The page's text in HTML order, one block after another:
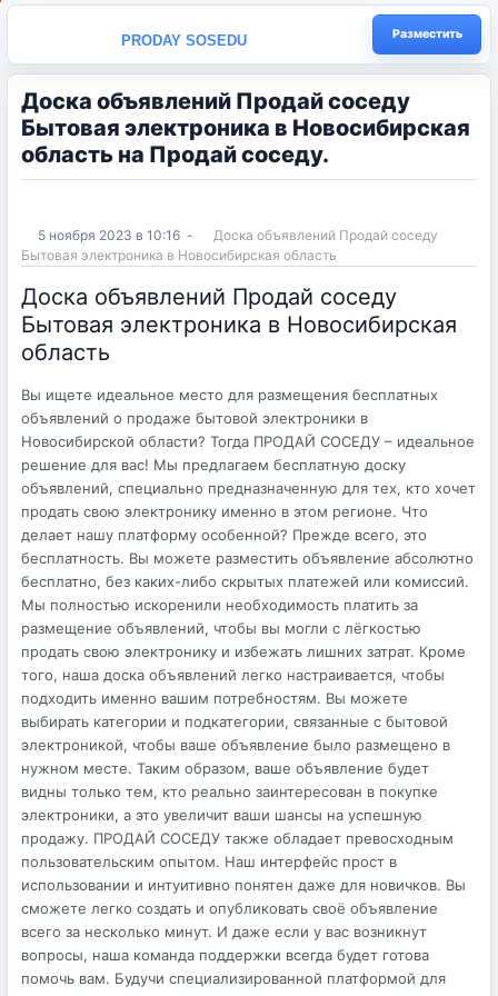
PRODAY SOSEDU Разместить
Доска объявлений Продай соседу
Бытовая электроника в Новосибирская
область на Продай соседу.
5 ноября 2023 в 10:16 -
Доска объявлений Продай соседу
Бытовая электроника в Новосибирская область
Доска объявлений Продай соседу
Бытовая электроника в Новосибирская
область
Вы ищете идеальное место для размещения бесплатных
объявлений о продаже бытовой электроники в
Новосибирской области? Тогда ПРОДАЙ СОСЕДУ – идеальное
решение для вас! Мы предлагаем бесплатную доску
объявлений, специально предназначенную для тех, кто хочет
продать свою электронику именно в этом регионе. Что
делает нашу платформу особенной? Прежде всего, это
бесплатность. Вы можете разместить объявление абсолютно
бесплатно, без каких-либо скрытых платежей или комиссий.
Мы полностью искоренили необходимость платить за
размещение объявлений, чтобы вы могли с лёгкостью
продать свою электронику и избежать лишних затрат. Кроме
того, наша доска объявлений легко настраивается, чтобы
подходить именно вашим потребностям. Вы можете
выбирать категории и подкатегории, связанные с бытовой
электроникой, чтобы ваше объявление было размещено в
нужном месте. Таким образом, ваше объявление будет
видны только тем, кто реально заинтересован в покупке
электроники, а это увеличит ваши шансы на успешную
продажу. ПРОДАЙ СОСЕДУ также обладает превосходным
пользовательским опытом. Наш интерфейс прост в
использовании и интуитивно понятен даже для новичков. Вы
сможете легко создать и опубликовать своё объявление
всего за несколько минут. И даже если у вас возникнут
вопросы, наша команда поддержки всегда будет готова
помочь вам. Будучи специализированной платформой для